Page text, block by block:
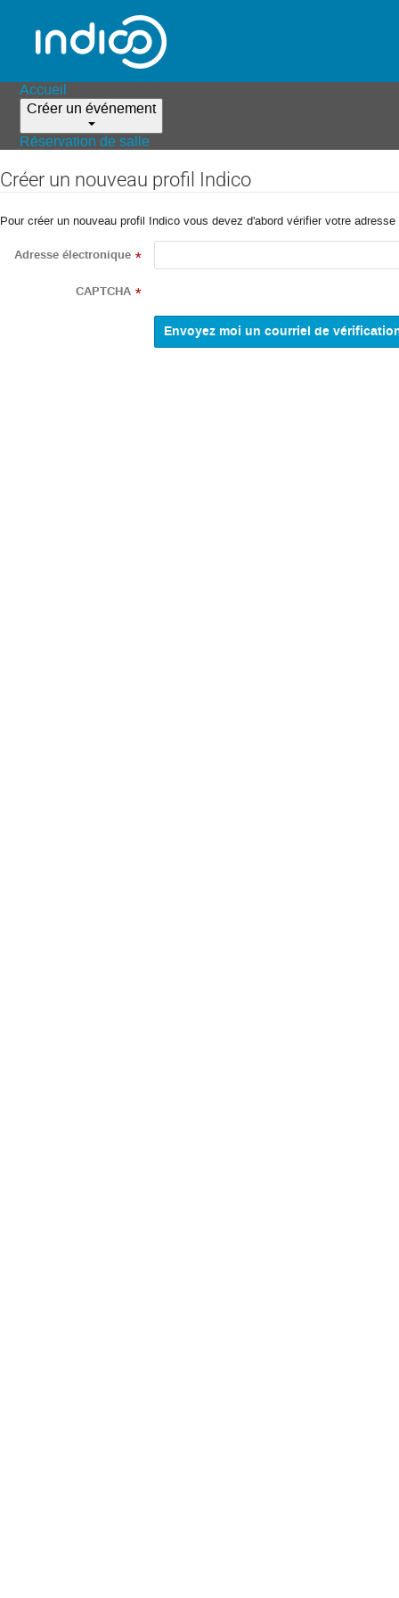
Accueil
Créer un événement
Réservation de salle
Créer un nouveau profil Indico
Pour créer un nouveau profil Indico vous devez d'abord vérifier votre
Adresse électronique *
CAPTCHA *